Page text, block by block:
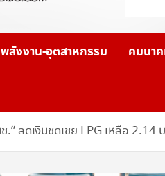
พลังงาน-อุตสาหกรรม คมนา
.” ลดเงินชดเชย LPG เหลือ 2.14